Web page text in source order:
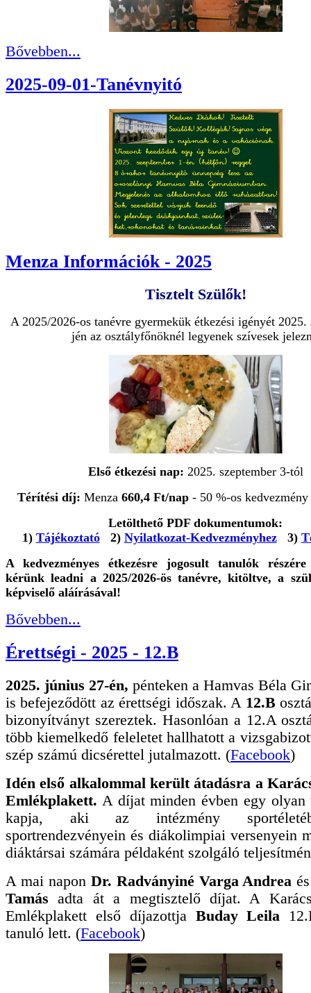
Bővebben...
2025-09-01-Tanévnyitó
Menza Információk - 2025
Tisztelt Szülők!
A 2025/2026-os tanévre gyermekük étkezési igényét 2025.
jén az osztályfőnöknél legyenek szívesek
Első étkezési nap: 2025. szeptember 3-tól
Térítési díj: Menza 660,4 Ft/nap- 50 %-os
Letölthető PDF dokumentumok:
1) Tájékoztató 2) Nyilatkozat-Kedvezményhez 3)
A kedvezményes étkezésre jogosult tanulók
kérünk leadni a 2025/2026-ös tanévre, kitöltve, a
képviselő aláírásával!
Bővebben...
Érettségi - 2025 - 12.B
2025. június 27-én, pénteken a Hamvas Béla
is befejeződött az érettségi időszak. A 12.B
bizonyítványt szereztek. Hasonlóan a 12.A
több kiemelkedő feleletet hallhatott a
szép számú dicsérettel jutalmazott. (Facebook)
Idén első alkalommal került átadásra a
Emlékplakett. A díjat minden évben egy olyan
kapja, aki az intézmény
sportrendezvényein és diákolimpiai versenyein
diáktársai számára példaként szolgáló
A mai napon Dr. Radványiné Varga Andrea
Tamás adta át a megtisztelő díjat. A
Emlékplakett első díjazottja Buday Leila
tanuló lett. (Facebook)